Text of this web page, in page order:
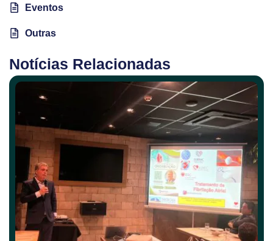
Eventos
Outras
Notícias Relacionadas